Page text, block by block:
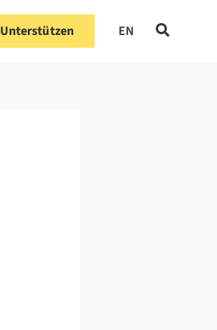
Unterstützen EN